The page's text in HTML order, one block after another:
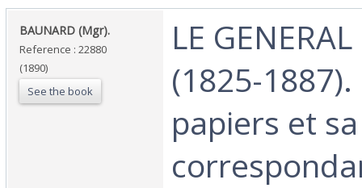
‎BAUNARD (Mgr).‎
Reference : 22880
(1890)
See the book
‎LE
(1825-
papiers et sa